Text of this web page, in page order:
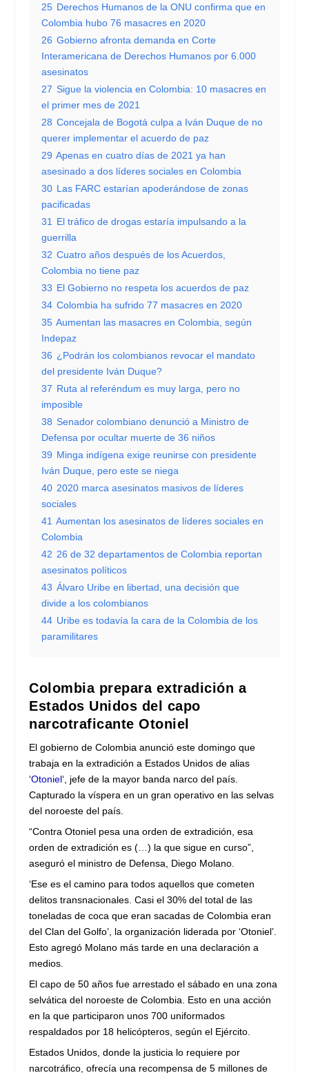
25 Derechos Humanos de la ONU confirma que en
Colombia hubo 76 masacres en 2020
26 Gobierno afronta demanda en Corte
Interamericana de Derechos Humanos por 6.000
asesinatos
27 Sigue la violencia en Colombia: 10 masacres en
el primer mes de 2021
28 Concejala de Bogotá culpa a Iván Duque de no
querer implementar el acuerdo de paz
29 Apenas en cuatro días de 2021 ya han
asesinado a dos líderes sociales en Colombia
30 Las FARC estarían apoderándose de zonas
pacificadas
31
El tráfico de drogas estaría impulsando a la
guerrilla
32 Cuatro años después de los Acuerdos,
Colombia no tiene paz
33 El Gobierno no respeta los acuerdos de paz
34 Colombia ha sufrido 77 masacres en 2020
35 Aumentan las masacres en Colombia, según
Indepaz
36 ¿Podrán los colombianos revocar el mandato
del presidente Iván Duque?
37 Ruta al referéndum es muy larga, pero no
imposible
38 Senador colombiano denunció a Ministro de
Defensa por ocultar muerte de 36 niños
39 Minga indígena exige reunirse con presidente
Iván Duque, pero este se niega
40 2020 marca asesinatos masivos de líderes
sociales
41 Aumentan los asesinatos de líderes sociales en
Colombia
42 26 de 32 departamentos de Colombia reportan
asesinatos políticos
43 Álvaro Uribe en libertad, una decisión que
divide a los colombianos
44 Uribe es todavía la cara de la Colombia de los
paramilitares
Colombia prepara extradición a
Estados Unidos del capo
narcotraficante Otoniel
El gobierno de Colombia anunció este domingo que
trabaja en la extradición a Estados Unidos de alias
‘Otoniel‘, jefe de la mayor banda narco del país.
Capturado la víspera en un gran operativo en las selvas
del noroeste del país.
“Contra Otoniel pesa una orden de extradición, esa
orden de extradición es (…) la que sigue en curso”,
aseguró el ministro de Defensa, Diego Molano.
‘Ese es el camino para todos aquellos que cometen
delitos transnacionales. Casi el 30% del total de las
toneladas de coca que eran sacadas de Colombia eran
del Clan del Golfo’, la organización liderada por ‘Otoniel’.
Esto agregó Molano más tarde en una declaración a
medios.
El capo de 50 años fue arrestado el sábado en una zona
selvática del noroeste de Colombia. Esto en una acción
en la que participaron unos 700 uniformados
respaldados por 18 helicópteros, según el Ejército.
Estados Unidos, donde la justicia lo requiere por
narcotráfico, ofrecía una recompensa de 5 millones de